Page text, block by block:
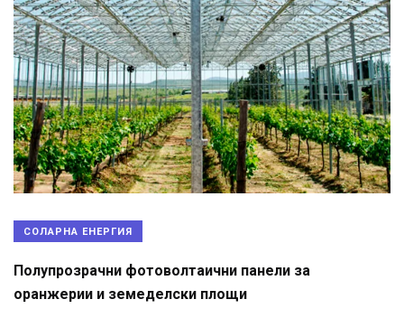
СОЛАРНА ЕНЕРГИЯ
Полупрозрачни фотоволтаични панели за
оранжерии и земеделски площи